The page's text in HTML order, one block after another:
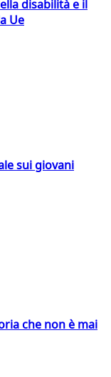
disabilità e il
Ue
sui giovani
che non è mai